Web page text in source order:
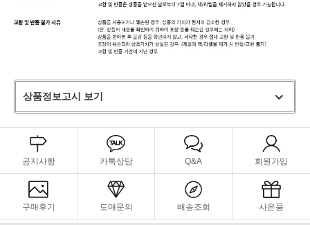
상품정보고시 보기
공지사항 카톡상담 Q&A 회원가입
구매후기 도매문의 배송조회 사은품